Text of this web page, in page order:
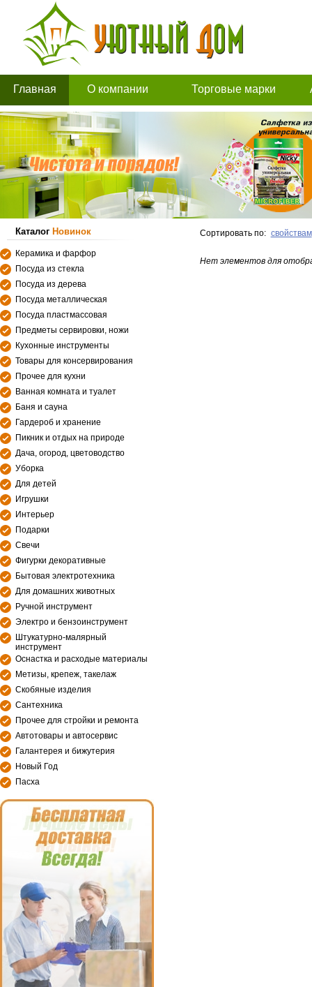
Главная О компании Торговые марки
Каталог Новинок
Керамика и фарфор
Посуда из стекла
Посуда из дерева
Посуда металлическая
Посуда пластмассовая
Предметы сервировки, ножи
Кухонные инструменты
Товары для консервирования
Прочее для кухни
Ванная комната и туалет
Баня и сауна
Гардероб и хранение
Пикник и отдых на природе
Дача, огород, цветоводство
Уборка
Для детей
Игрушки
Интерьер
Подарки
Свечи
Фигурки декоративные
Бытовая электротехника
Для домашних животных
Ручной инструмент
Электро и бензоинструмент
Штукатурно-малярный
инструмент
Оснастка и расходые материалы
Метизы, крепеж, такелаж
Скобяные изделия
Сантехника
Прочее для стройки и ремонта
Автотовары и автосервис
Галантерея и бижутерия
Новый Год
Пасха
Сортировать по: свойствам
Нет элементов для